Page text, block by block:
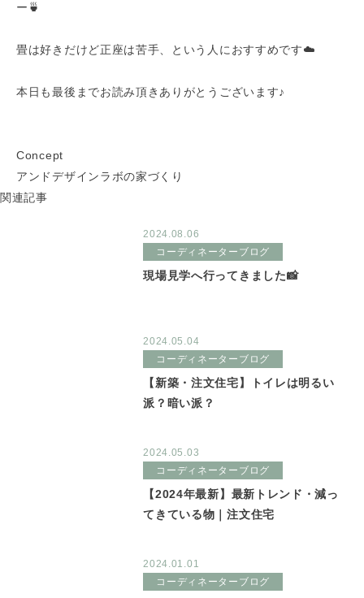
ー🍵
畳は好きだけど正座は苦手、という人におすすめです☁️
本日も最後までお読み頂きありがとうございます♪
Concept
アンドデザインラボの家づくり
関連記事
2024.08.06
コーディネーターブログ
現場見学へ行ってきました📸
2024.05.04
コーディネーターブログ
【新築・注文住宅】トイレは明るい
派？暗い派？
2024.05.03
コーディネーターブログ
【2024年最新】最新トレンド・減っ
てきている物｜注文住宅
2024.01.01
コーディネーターブログ